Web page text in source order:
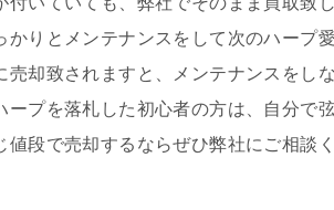
かりとメンテナンスをして次のハープ
売却致されますと、メンテナンスをし
ープを落札した初心者の方は、自分で
値段で売却するならぜひ弊社にご相談